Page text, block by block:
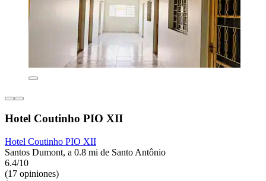
Hotel Coutinho PIO XII
Hotel Coutinho PIO XII
Santos Dumont, a 0.8 mi de Santo Antônio
6.4/10
(17 opiniones)